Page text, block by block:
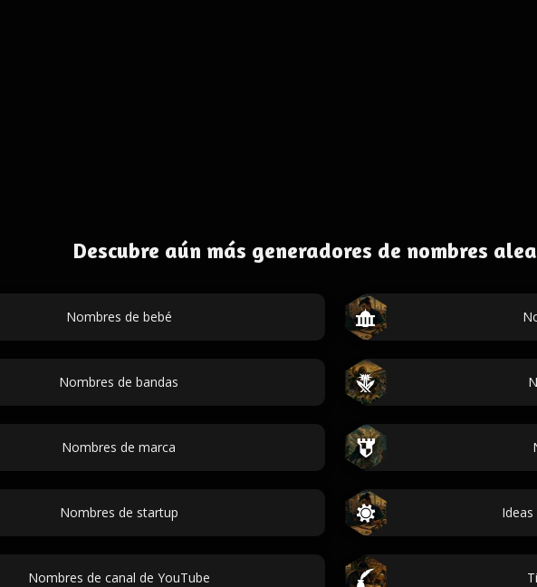
Descubre aún más generadores de nombres
Nombres de bebé
Nombres de bandas
Nombres de marca
Nombres de startup
Nombres de canal de YouTube